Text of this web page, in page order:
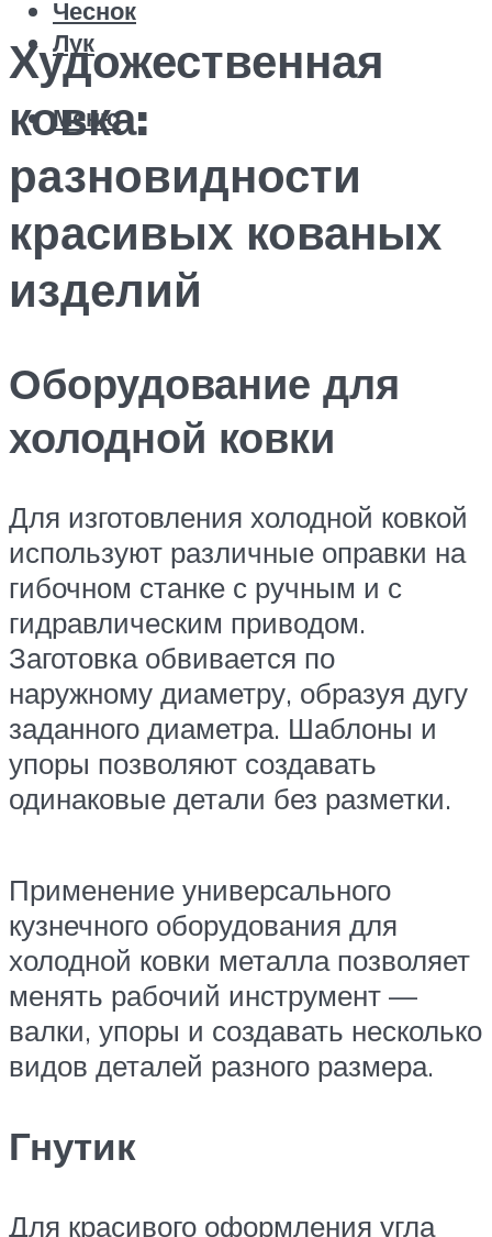
Чеснок
Лук
Меню
Художественная
ковка:
разновидности
красивых кованых
изделий
Оборудование для
холодной ковки
Для изготовления холодной ковкой
используют различные оправки на
гибочном станке с ручным и с
гидравлическим приводом.
Заготовка обвивается по
наружному диаметру, образуя дугу
заданного диаметра. Шаблоны и
упоры позволяют создавать
одинаковые детали без разметки.
Применение универсального
кузнечного оборудования для
холодной ковки металла позволяет
менять рабочий инструмент —
валки, упоры и создавать несколько
видов деталей разного размера.
Гнутик
Для красивого оформления угла